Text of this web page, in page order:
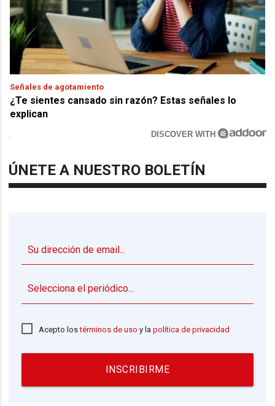
Señales de agotamiento
¿Te sientes cansado sin razón? Estas señales lo
explican
DISCOVER WITH
ÚNETE A NUESTRO BOLETÍN
Acepto lostérminos de uso y lapolítica de privacidad
INSCRIBIRME